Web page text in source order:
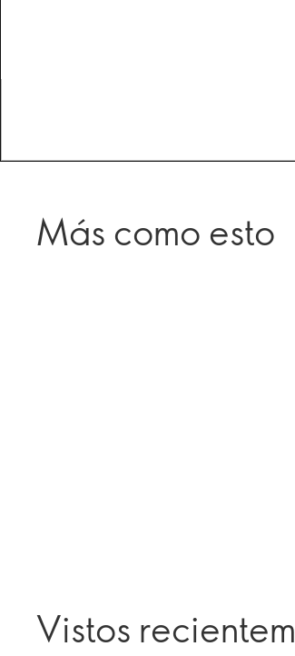
Más como esto
Vistos